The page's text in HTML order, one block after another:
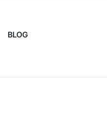
BLOG